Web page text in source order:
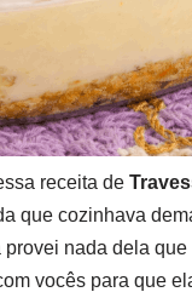
receita de
que cozinhava
nada dela
vocês para que